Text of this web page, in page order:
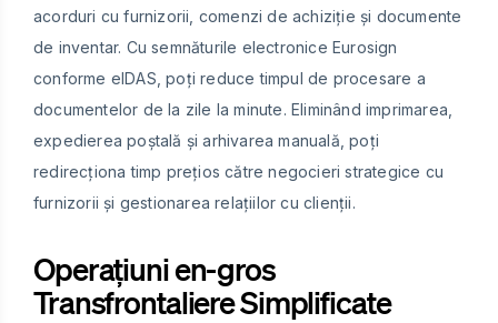
acorduri cu furnizorii, comenzi de achiziție și documente
de inventar. Cu semnăturile electronice Eurosign
conforme eIDAS, poți reduce timpul de procesare a
documentelor de la zile la minute. Eliminând imprimarea,
expedierea poștală și arhivarea manuală, poți
redirecționa timp prețios către negocieri strategice cu
furnizorii și gestionarea relațiilor cu clienții.
Operațiuni en-gros
Transfrontaliere Simplificate